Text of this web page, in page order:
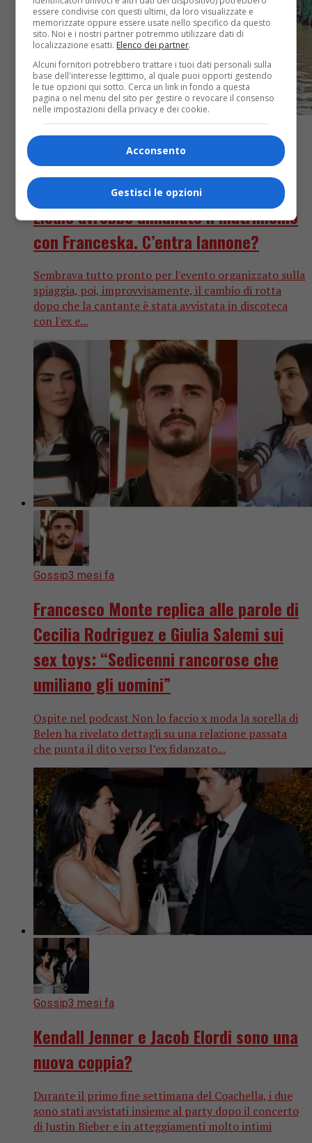
Gossip
Elodie avrebbe annullato il matrimonio
con Franceska. C’entra Iannone?
Sembrava tutto pronto per l'evento organizzato sulla
spiaggia, poi, improvvisamente, il cambio di rotta
dopo che la cantante è stata avvistata in discoteca
con l'ex e...
Gossip3 mesi fa
Francesco Monte replica alle parole di
Cecilia Rodriguez e Giulia Salemi sui
sex toys: “Sedicenni rancorose che
umiliano gli uomini”
Ospite nel podcast Non lo faccio x moda la sorella di
Belen ha rivelato dettagli su una relazione passata
che punta il dito verso l’ex fidanzato...
Gossip3 mesi fa
Kendall Jenner e Jacob Elordi sono una
nuova coppia?
Durante il primo fine settimana del Coachella, i due
sono stati avvistati insieme al party dopo il concerto
di Justin Bieber e in atteggiamenti molto intimi
essere condivise con questi ultimi, da loro visualizzate e
memorizzate oppure essere usate nello specifico da questo
sito. Noi e i nostri partner potremmo utilizzare dati di
localizzazione esatti. Elenco dei partner.
Alcuni fornitori potrebbero trattare i tuoi dati personali sulla
base dell'interesse legittimo, al quale puoi opporti gestendo
le tue opzioni qui sotto. Cerca un link in fondo a questa
pagina o nel menu del sito per gestire o revocare il consenso
nelle impostazioni della privacy e dei cookie.
Acconsento
Gestisci le opzioni